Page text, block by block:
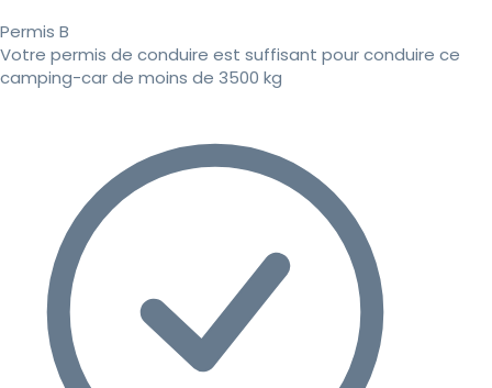
Permis B
Votre permis de conduire est suffisant pour conduire ce
camping-car de moins de 3500 kg